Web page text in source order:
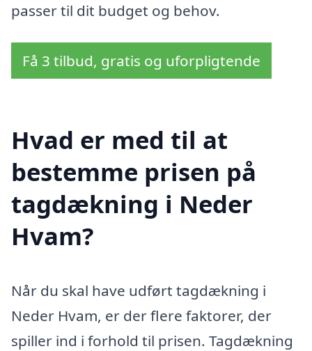
passer til dit budget og behov.
Få 3 tilbud, gratis og uforpligtende
Hvad er med til at
bestemme prisen på
tagdækning i Neder
Hvam?
Når du skal have udført tagdækning i
Neder Hvam, er der flere faktorer, der
spiller ind i forhold til prisen. Tagdækning